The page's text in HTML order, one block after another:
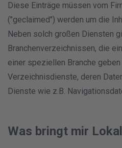
Diese Einträge müssen vom
("geclaimed") werden um die
Neben solch großen Diensten
Branchenverzeichnissen, die
einer speziellen Branche geben
Verzeichnisdienste, deren
Dienste wie z.B.
Was bringt mir